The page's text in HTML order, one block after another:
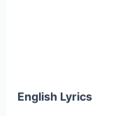
English Lyrics